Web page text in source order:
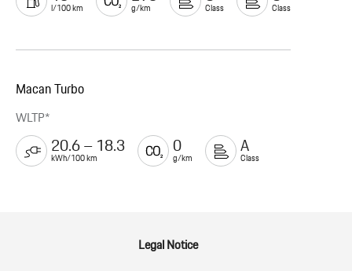
l/100 km g/km Class Class
Macan Turbo
WLTP*
20.6 – 18.3
kWh/100 km
0
g/km
A
Class
Legal Notice